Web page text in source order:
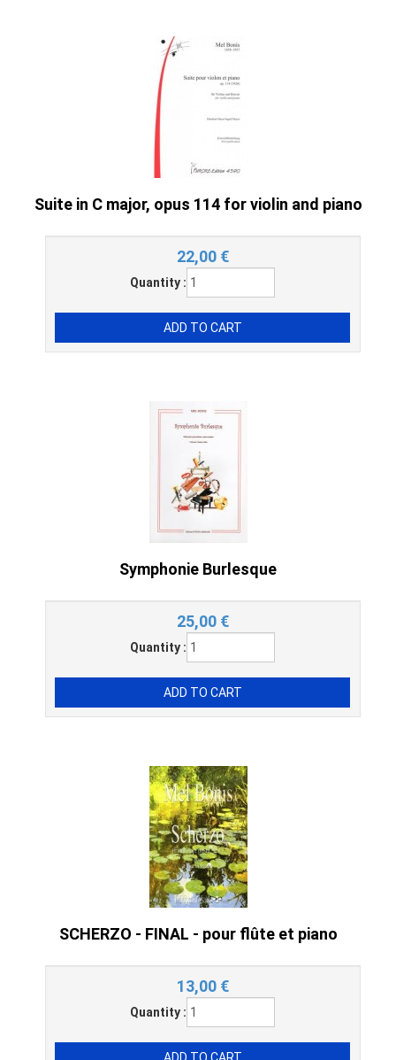
Suite in C major, opus 114 for violin and piano
22,00 €
Quantity :
Symphonie Burlesque
25,00 €
Quantity :
SCHERZO - FINAL - pour flûte et piano
13,00 €
Quantity :